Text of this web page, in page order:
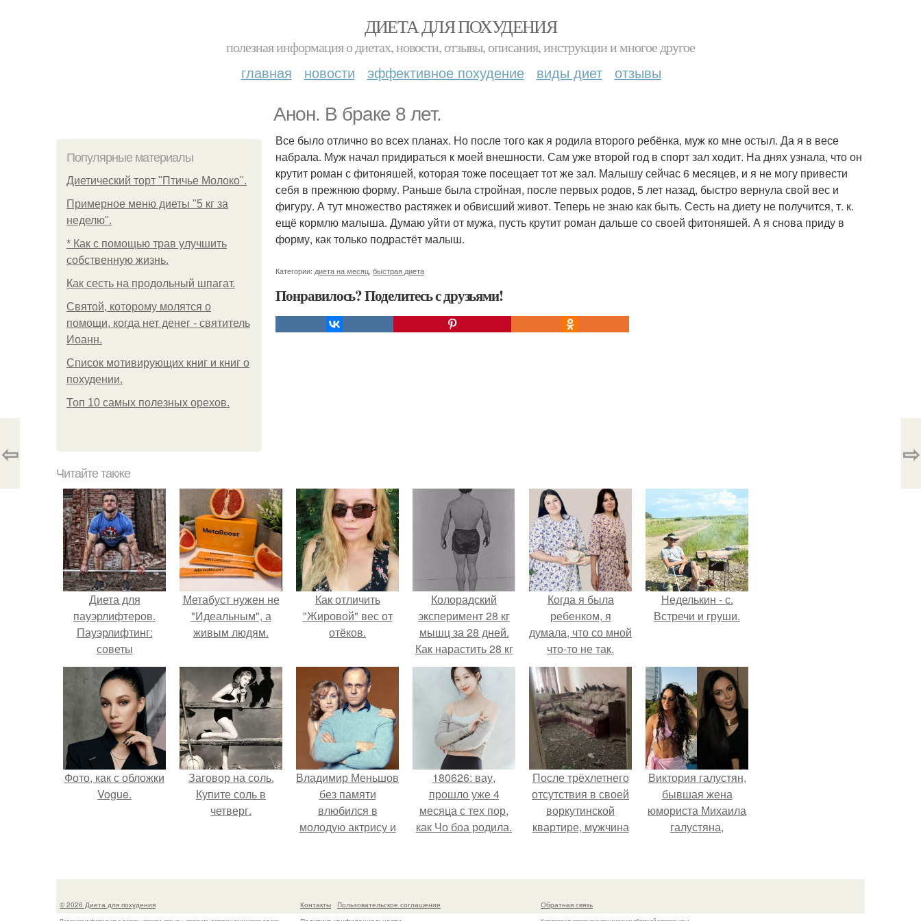
ДИЕТА ДЛЯ ПОХУДЕНИЯ
полезная информация о диетах, новости, отзывы, описания, инструкции и многое другое
главная новости эффективное похудение виды диет отзывы
Анон. В браке 8 лет.
Популярные материалы
Диетический торт "Птичье Молоко".
Примерное меню диеты "5 кг за
неделю".
* Как с помощью трав улучшить
собственную жизнь.
Как сесть на продольный шпагат.
Святой, которому молятся о
помощи, когда нет денег - святитель
Иоанн.
Список мотивирующих книг и книг о
похудении.
Топ 10 самых полезных орехов.
Все было отлично во всех планах. Но после того как я родила второго ребёнка, муж ко мне остыл. Да я в весе
набрала. Муж начал придираться к моей внешности. Сам уже второй год в спорт зал ходит. На днях узнала, что он
крутит роман с фитоняшей, которая тоже посещает тот же зал. Малышу сейчас 6 месяцев, и я не могу привести
себя в прежнюю форму. Раньше была стройная, после первых родов, 5 лет назад, быстро вернула свой вес и
фигуру. А тут множество растяжек и обвисший живот. Теперь не знаю как быть. Сесть на диету не получится, т. к.
ещё кормлю малыша. Думаю уйти от мужа, пусть крутит роман дальше со своей фитоняшей. А я снова приду в
форму, как только подрастёт малыш.
Категории: диета на месяц быстрая диета
Понравилось? Поделитесь с друзьями!
⇦ ⇨
Читайте также
Диета для
пауэрлифтеров.
Пауэрлифтинг:
советы
начинающим.
Метабуст нужен не
"Идеальным", а
живым людям.
Как отличить
"Жировой" вес от
отёков.
Колорадский
эксперимент 28 кг
мышц за 28 дней.
Как нарастить 28 кг
мышечной массы
за 28 дней.
Когда я была
ребенком, я
думала, что со мной
что-то не так.
Неделькин - с.
Встречи и груши.
Фото, как с обложки
Vogue.
Заговор на соль.
Купите соль в
четверг.
Владимир Меньшов
без памяти
влюбился в
молодую актрису и
неё.
180626: вау,
прошло уже 4
месяца с тех пор,
как Чо боа родила.
После трёхлетнего
отсутствия в своей
воркутинской
квартире, мужчина
жилище стало
стаи голубей.
Виктория галустян,
бывшая жена
юмориста Михаила
галустяна,
последствиях
© 2026 Диета для похудения Контакты
Пользовательское соглашение
Обратная связь